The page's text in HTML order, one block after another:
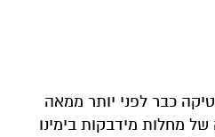
כבר לפני יותר ממאה
מחלות מידבקות בימינו